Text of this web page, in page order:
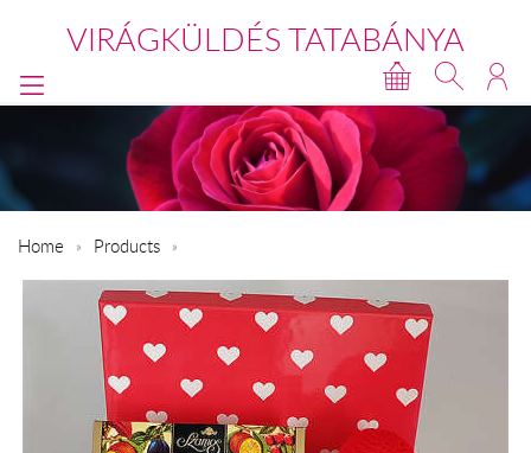
VIRÁGKÜLDÉS TATABÁNYA
Home Products